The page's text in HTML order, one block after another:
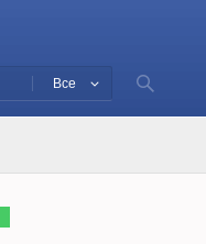
Все